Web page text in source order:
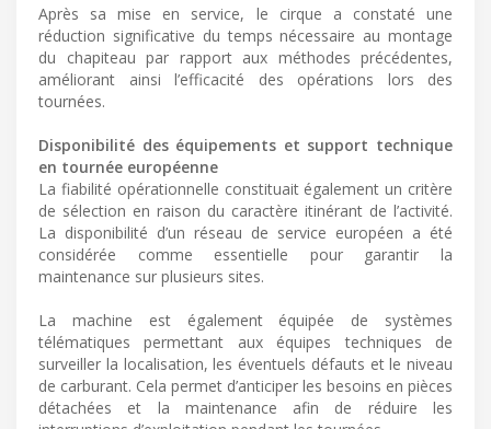
Après sa mise en service, le cirque a constaté une
réduction significative du temps nécessaire au montage
du chapiteau par rapport aux méthodes précédentes,
améliorant ainsi l’efficacité des opérations lors des
tournées.
Disponibilité des équipements et support technique
en tournée européenne
La fiabilité opérationnelle constituait également un critère
de sélection en raison du caractère itinérant de l’activité.
La disponibilité d’un réseau de service européen a été
considérée comme essentielle pour garantir la
maintenance sur plusieurs sites.
La machine est également équipée de systèmes
télématiques permettant aux équipes techniques de
surveiller la localisation, les éventuels défauts et le niveau
de carburant. Cela permet d’anticiper les besoins en pièces
détachées et la maintenance afin de réduire les